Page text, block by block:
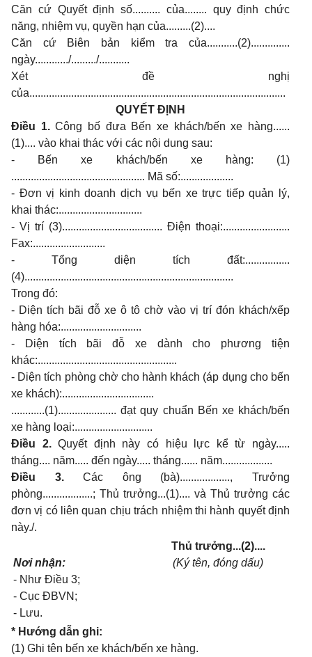
Căn cứ Quyết định số.......... của........ quy định chức
năng, nhiệm vụ, quyền hạn của.........(2)....
Căn cứ Biên bản kiểm tra của...........(2)..............
ngày............/........./...........
Xét đề nghị
của............................................................................................
QUYẾT ĐỊNH
Điều 1.Công bố đưa Bến xe khách/bến xe hàng......
(1).... vào khai thác với các nội dung sau:
- Bến xe khách/bến xe hàng: (1)
................................................ Mã số:...................
- Đơn vị kinh doanh dịch vụ bến xe trực tiếp quản lý,
khai thác:..............................
- Vị trí (3).................................... Điện thoại:........................
Fax:..........................
- Tổng diện tích đất:................
(4)...........................................................................
Trong đó:
- Diện tích bãi đỗ xe ô tô chờ vào vị trí đón khách/xếp
hàng hóa:.............................
- Diện tích bãi đỗ xe dành cho phương tiện
khác:..................................................
- Diện tích phòng chờ cho hành khách (áp dụng cho bến
xe khách):.................................
............(1)..................... đạt quy chuẩn Bến xe khách/bến
xe hàng loại:............................
Điều 2.Quyết định này có hiệu lực kể từ ngày.....
tháng.... năm..... đến ngày..... tháng...... năm..................
Điều 3.Các ông (bà).................., Trưởng
phòng..................; Thủ trưởng...(1).... và Thủ trưởng các
đơn vị có liên quan chịu trách nhiệm thi hành quyết định
này./.
Nơi nhận:
- Như Điều 3;
- Cục ĐBVN;
- Lưu.
Thủ trưởng...(2)....
(Ký tên, đóng dấu)
* Hướng dẫn ghi:
(1) Ghi tên bến xe khách/bến xe hàng.